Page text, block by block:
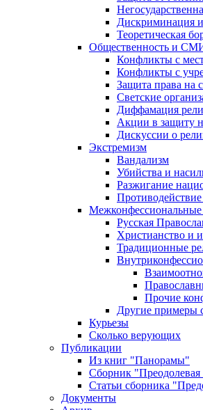
Дискриминация
Теоретическая
Общественность и
Конфликты с
Конфликты с
Защита права на
Светские
Диффамация
Акции в защиту
Дискуссии о
Экстремизм
Вандализм
Убийства и
Разжигание
Русская
Христианство и
Традиционные
Прочие
Другие примеры
Курьезы
Сколько верующих
Публикации
Из книг "Панорамы"
Сборник "Преодолевая
Статьи сборника
Документы